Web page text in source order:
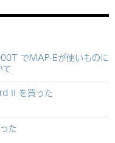
でMAP-Eが使いものに
て
II を買った
た